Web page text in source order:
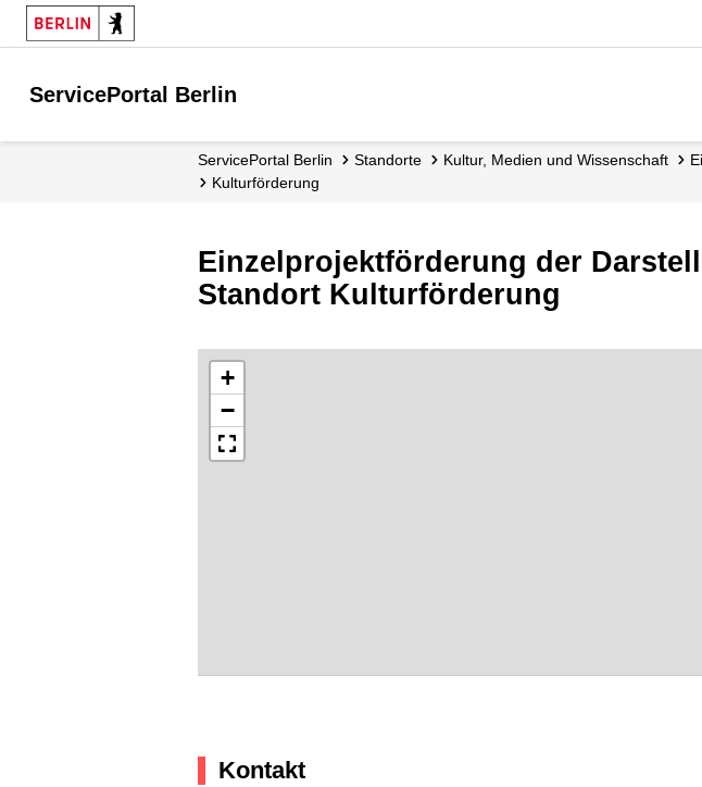
ServicePortal Berlin
ServicePortal Berlin Standorte Kultur, Medien und Wissenschaft
Kulturförderung
Einzelprojektförderung der
Standort Kulturförderung
+
−
Kontakt